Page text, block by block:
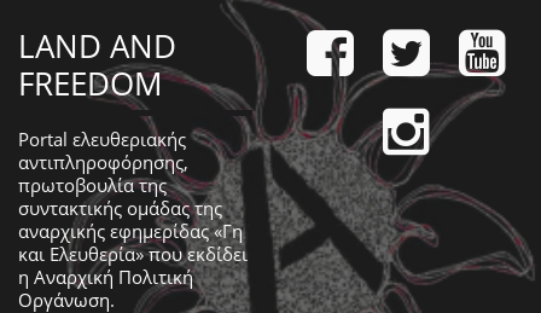
LAND AND
FREEDOM
Portal ελευθεριακής
αντιπληροφόρησης,
πρωτοβουλία της
συντακτικής ομάδας της
αναρχικής εφημερίδας «Γη
και Ελευθερία» που εκδίδει
η Αναρχική Πολιτική
Οργάνωση.